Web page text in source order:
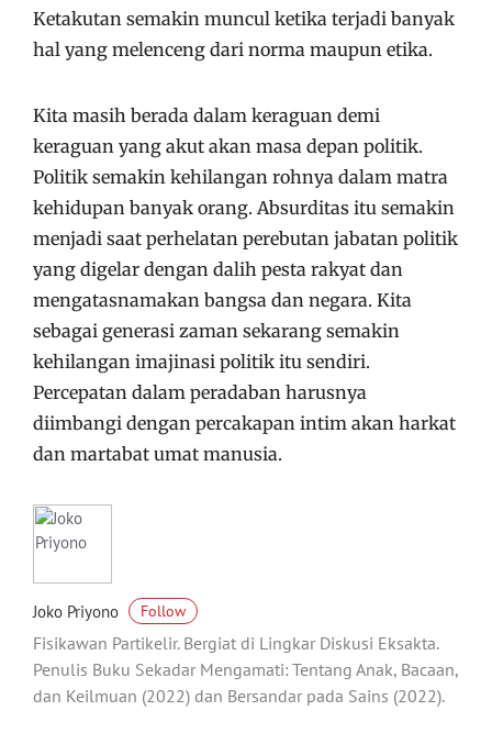
Ketakutan semakin muncul ketika terjadi banyak
hal yang melenceng dari norma maupun etika.
Kita masih berada dalam keraguan demi
keraguan yang akut akan masa depan politik.
Politik semakin kehilangan rohnya dalam matra
kehidupan banyak orang. Absurditas itu semakin
menjadi saat perhelatan perebutan jabatan politik
yang digelar dengan dalih pesta rakyat dan
mengatasnamakan bangsa dan negara. Kita
sebagai generasi zaman sekarang semakin
kehilangan imajinasi politik itu sendiri.
Percepatan dalam peradaban harusnya
diimbangi dengan percakapan intim akan harkat
dan martabat umat manusia.
Joko Priyono Follow
Fisikawan Partikelir. Bergiat di Lingkar Diskusi Eksakta.
Penulis Buku Sekadar Mengamati: Tentang Anak, Bacaan,
dan Keilmuan (2022) dan Bersandar pada Sains (2022).